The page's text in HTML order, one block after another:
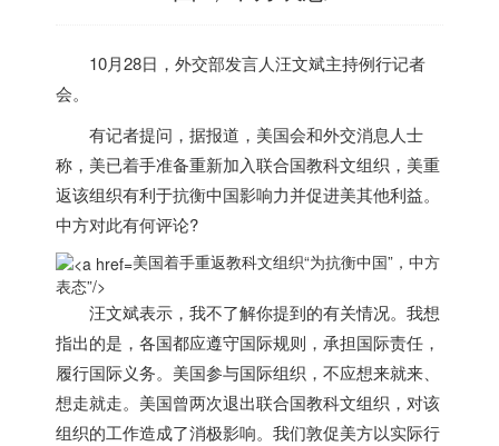
10月28日，外交部发言人汪文斌主持例行记者
会。
有记者提问，据报道， 美国会和外交消息人士
称，美已着手准备重新加入联合国教科文组织，美重
返该组织有利于抗衡中国影响力并促进美其他利益。
中方对此有何评论?
美国着手重返教科文组织“为抗衡中国”，中方
表态”/>
汪文斌表示，我不了解你提到的有关情况。我想
指出的是，各国都应遵守国际规则，承担国际责任，
履行国际义务。 美国参与国际组织，不应想来就来、
想走就走。 美国曾两次退出联合国教科文组织，对该
组织的工作造成了消极影响。我们敦促美方以实际行